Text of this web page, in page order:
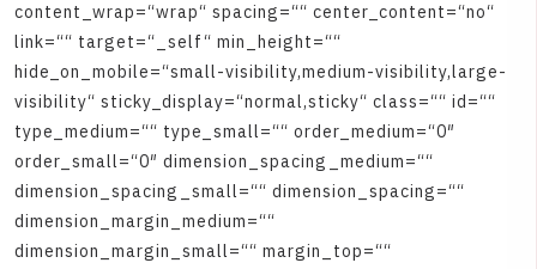
content wrap=“wrap“ spacing=““ center content=“no“
link=““ target=“ self“ min height=““
hide on mobile=“small-visibility,medium-visibility,large-
visibility“ sticky display=“normal,sticky“ class=““ id=““
type medium=““ type small=““ order medium=“0″
order small=“0″ dimension spacing medium=““
dimension spacing small=““ dimension spacing=““
dimension margin medium=““
dimension margin small=““ margin top=““